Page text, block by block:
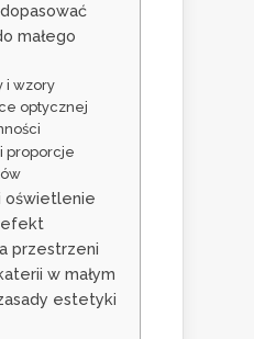
małego
i wzory
optycznej
proporcje
oświetlenie
efekt
przestrzeni
w małym
estetyki